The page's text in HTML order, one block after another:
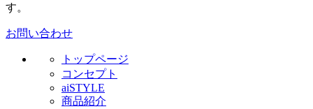
す。
お問い合わせ
トップページ
コンセプト
aiSTYLE
商品紹介